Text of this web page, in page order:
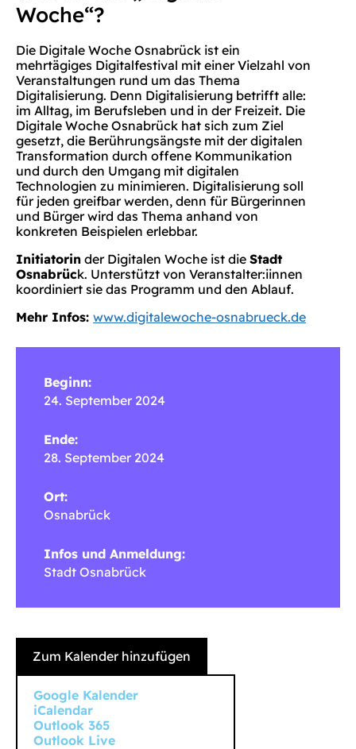
Woche“?
Die Digitale Woche Osnabrück ist ein
mehrtägiges Digitalfestival mit einer Vielzahl von
Veranstaltungen rund um das Thema
Digitalisierung. Denn Digitalisierung betrifft alle:
im Alltag, im Berufsleben und in der Freizeit. Die
Digitale Woche Osnabrück hat sich zum Ziel
gesetzt, die Berührungsängste mit der digitalen
Transformation durch offene Kommunikation
und durch den Umgang mit digitalen
Technologien zu minimieren. Digitalisierung soll
für jeden greifbar werden, denn für Bürgerinnen
und Bürger wird das Thema anhand von
konkreten Beispielen erlebbar.
Initiatorin der Digitalen Woche ist die Stadt
Osnabrück. Unterstützt von Veranstalter:iinnen
koordiniert sie das Programm und den Ablauf.
Mehr Infos: www.digitalewoche-osnabrueck.de
Beginn:
24. September 2024
Ende:
28. September 2024
Ort:
Osnabrück
Infos und Anmeldung:
Stadt Osnabrück
Zum Kalender hinzufügen
Google Kalender
iCalendar
Outlook 365
Outlook Live